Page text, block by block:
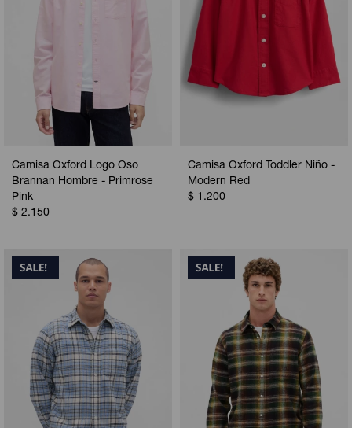
Camisa Oxford Logo Oso
Brannan Hombre - Primrose
Pink
$ 2.150
Camisa Oxford Toddler Niño -
Modern Red
$ 1.200